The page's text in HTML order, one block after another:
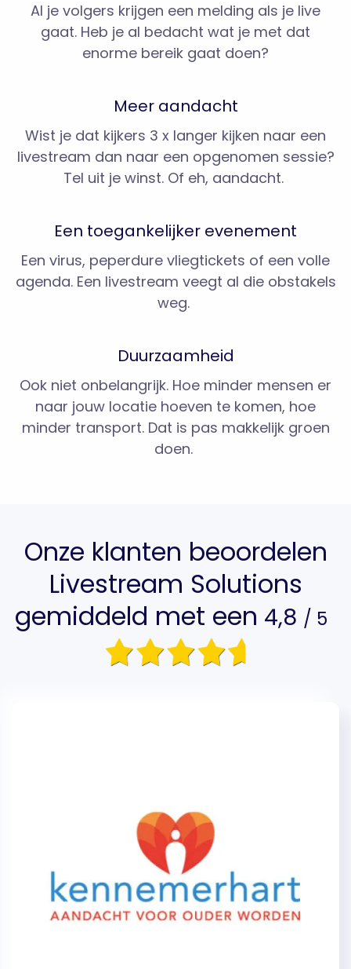
Al je volgers krijgen een melding als je live
gaat. Heb je al bedacht wat je met dat
enorme bereik gaat doen?
Meer aandacht
Wist je dat kijkers 3 x langer kijken naar een
livestream dan naar een opgenomen sessie?
Tel uit je winst. Of eh, aandacht.
Een toegankelijker evenement
Een virus, peperdure vliegtickets of een volle
agenda. Een livestream veegt al die obstakels
weg.
Duurzaamheid
Ook niet onbelangrijk. Hoe minder mensen er
naar jouw locatie hoeven te komen, hoe
minder transport. Dat is pas makkelijk groen
doen.
Onze klanten beoordelen
Livestream Solutions
gemiddeld met een 4,8 / 5